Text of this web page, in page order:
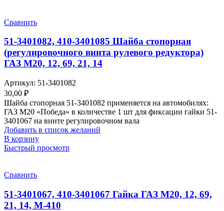
Сравнить
51-3401082, 410-3401085 Шайба стопорная
(регулировочного винта рулевого редуктора)
ГАЗ М20, 12, 69, 21, 14
Артикул: 51-3401082
30,00 ₽
Шайба стопорная 51-3401082 применяется на автомобилях:
ГАЗ М20 «Победа» в количестве 1 шт для фиксации гайки 51-
3401067 на винте регулировочном вала
Добавить в список желаний
В корзину
Быстрый просмотр
Сравнить
51-3401067, 410-3401067 Гайка ГАЗ М20, 12, 69,
21, 14, М-410